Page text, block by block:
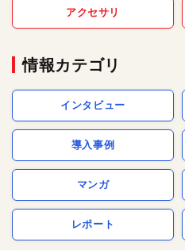
アクセサリ
情報カテゴリ
インタビュー
導入事例
マンガ
レポート